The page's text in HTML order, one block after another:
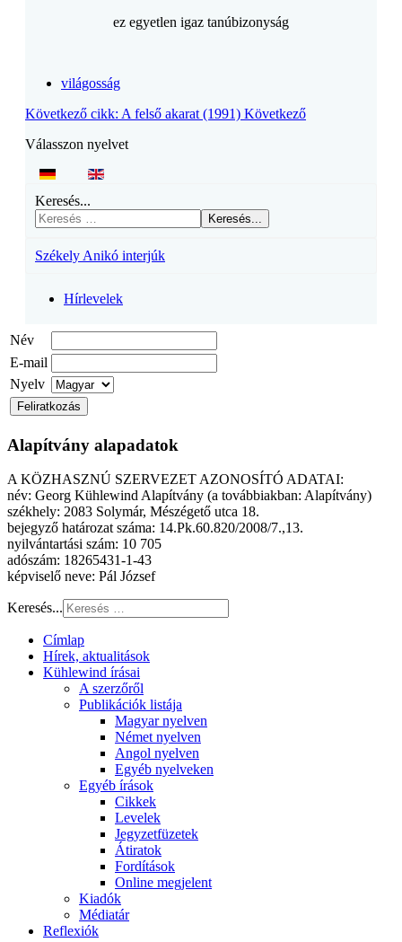
ez egyetlen igaz tanúbizonyság
világosság
Következő cikk: A felső akarat (1991) Következő
Válasszon nyelvet
Keresés...
Keresés...
Székely Anikó interjúk
Hírlevelek
Név
E-mail
Nyelv
Alapítvány alapadatok
A KÖZHASZNÚ SZERVEZET AZONOSÍTÓ ADATAI:
név: Georg Kühlewind Alapítvány (a továbbiakban: Alapítvány)
székhely: 2083 Solymár, Mészégető utca 18.
bejegyző határozat száma: 14.Pk.60.820/2008/7.,13.
nyilvántartási szám: 10 705
adószám: 18265431-1-43
képviselő neve: Pál József
Keresés...
Címlap
Hírek, aktualitások
Kühlewind írásai
A szerzőről
Publikációk listája
Magyar nyelven
Német nyelven
Angol nyelven
Egyéb nyelveken
Egyéb írások
Cikkek
Levelek
Jegyzetfüzetek
Átiratok
Fordítások
Online megjelent
Kiadók
Médiatár
Reflexiók